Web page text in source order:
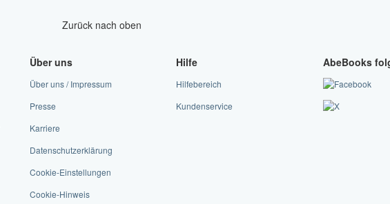
Zurück nach oben
Über uns
Über uns / Impressum
Presse
Karriere
Datenschutzerklärung
Cookie-Einstellungen
Cookie-Hinweis
Hilfe
Hilfebereich
Kundenservice
AbeBooks